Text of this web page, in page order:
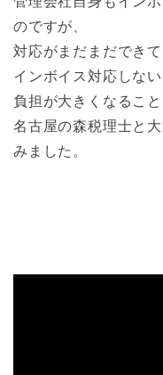
のですが、
対応がまだまだでき
インボイス対応しな
負担が大きくなるこ
名古屋の森税理士と
みました。